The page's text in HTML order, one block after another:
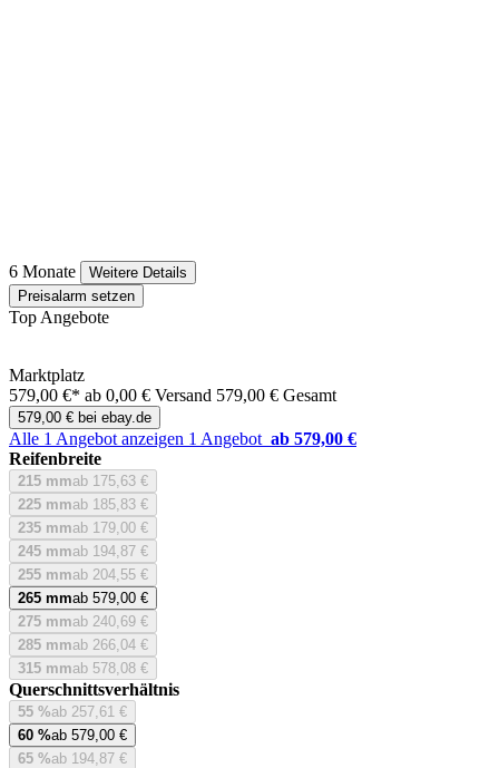
6 Monate
Weitere Details
Preisalarm setzen
Top Angebote
Marktplatz
579,00 €* ab 0,00 € Versand 579,00 € Gesamt
579,00 € bei ebay.de
Alle 1 Angebot anzeigen 1 Angebot ab 579,00 €
Reifenbreite
215 mmab 175,63 €
225 mmab 185,83 €
235 mmab 179,00 €
245 mmab 194,87 €
255 mmab 204,55 €
265 mmab 579,00 €
275 mmab 240,69 €
285 mmab 266,04 €
315 mmab 578,08 €
Querschnittsverhältnis
55 %ab 257,61 €
60 %ab 579,00 €
65 %ab 194,87 €